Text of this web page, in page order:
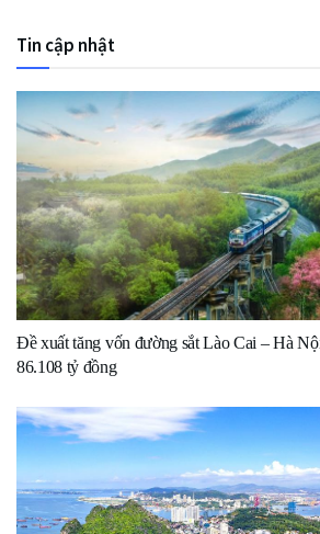
Tin cập nhật
Đề xuất tăng vốn đường sắt Lào Cai – Hà
86.108 tỷ đồng